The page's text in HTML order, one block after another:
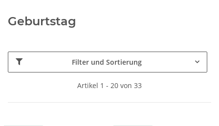
Geburtstag
Filter und Sortierung
Artikel 1 - 20 von 33